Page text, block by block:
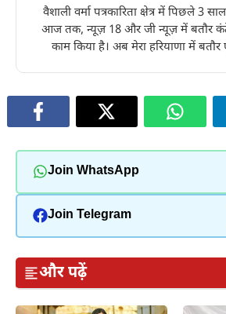
वैशाली वर्मा पत्रकारिता क्षेत्र में पिछले 3
आज तक, न्यूज़ 18 और जी न्यूज़ में बतौर
काम किया है। अब मेरा हरियाणा में बतौर
Join WhatsApp
Join Telegram
और पढ़ें